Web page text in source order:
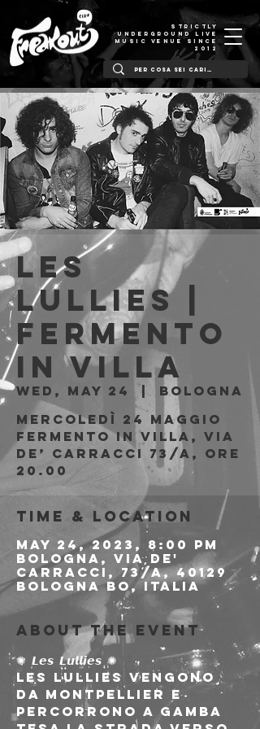
STRICTLY
UNDERGROUND LIVE
MUSIC VENUE SINCE
2012
Les
Lullies |
Fermento
in Villa
Wed, May 24
  |
Bologna
Mercoledì 24 maggio
Fermento in Villa, via
de’ Carracci 73/a, ore
20.00
Time & Location
May 24, 2023, 8:00 PM
Bologna, Via de'
Carracci, 73/A, 40129
Bologna BO, Italia
About the event
✺ 𝙇𝙚𝙨 𝙇𝙪𝙡𝙡𝙞𝙚𝙨 ✺
Les Lullies vengono
da Montpellier e
percorrono a gamba